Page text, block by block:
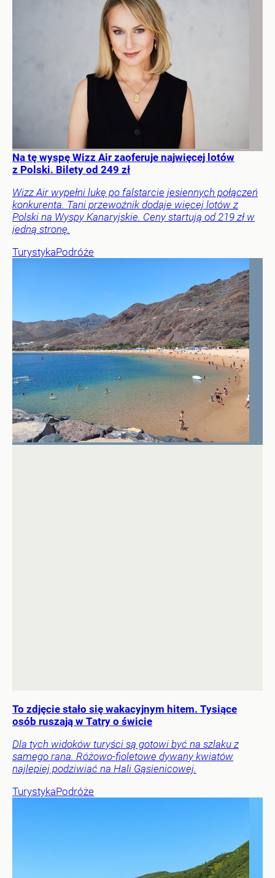
Na tę wyspę Wizz Air zaoferuje najwięcej lotów
z Polski. Bilety od 249 zł
Wizz Air wypełni lukę po falstarcie jesiennych połączeń
konkurenta. Tani przewoźnik dodaje więcej lotów z
Polski na Wyspy Kanaryjskie. Ceny startują od 219 zł w
jedną stronę.
TurystykaPodróże
To zdjęcie stało się wakacyjnym hitem. Tysiące
osób ruszają w Tatry o świcie
Dla tych widoków turyści są gotowi być na szlaku z
samego rana. Różowo-fioletowe dywany kwiatów
najlepiej podziwiać na Hali Gąsienicowej.
TurystykaPodróże